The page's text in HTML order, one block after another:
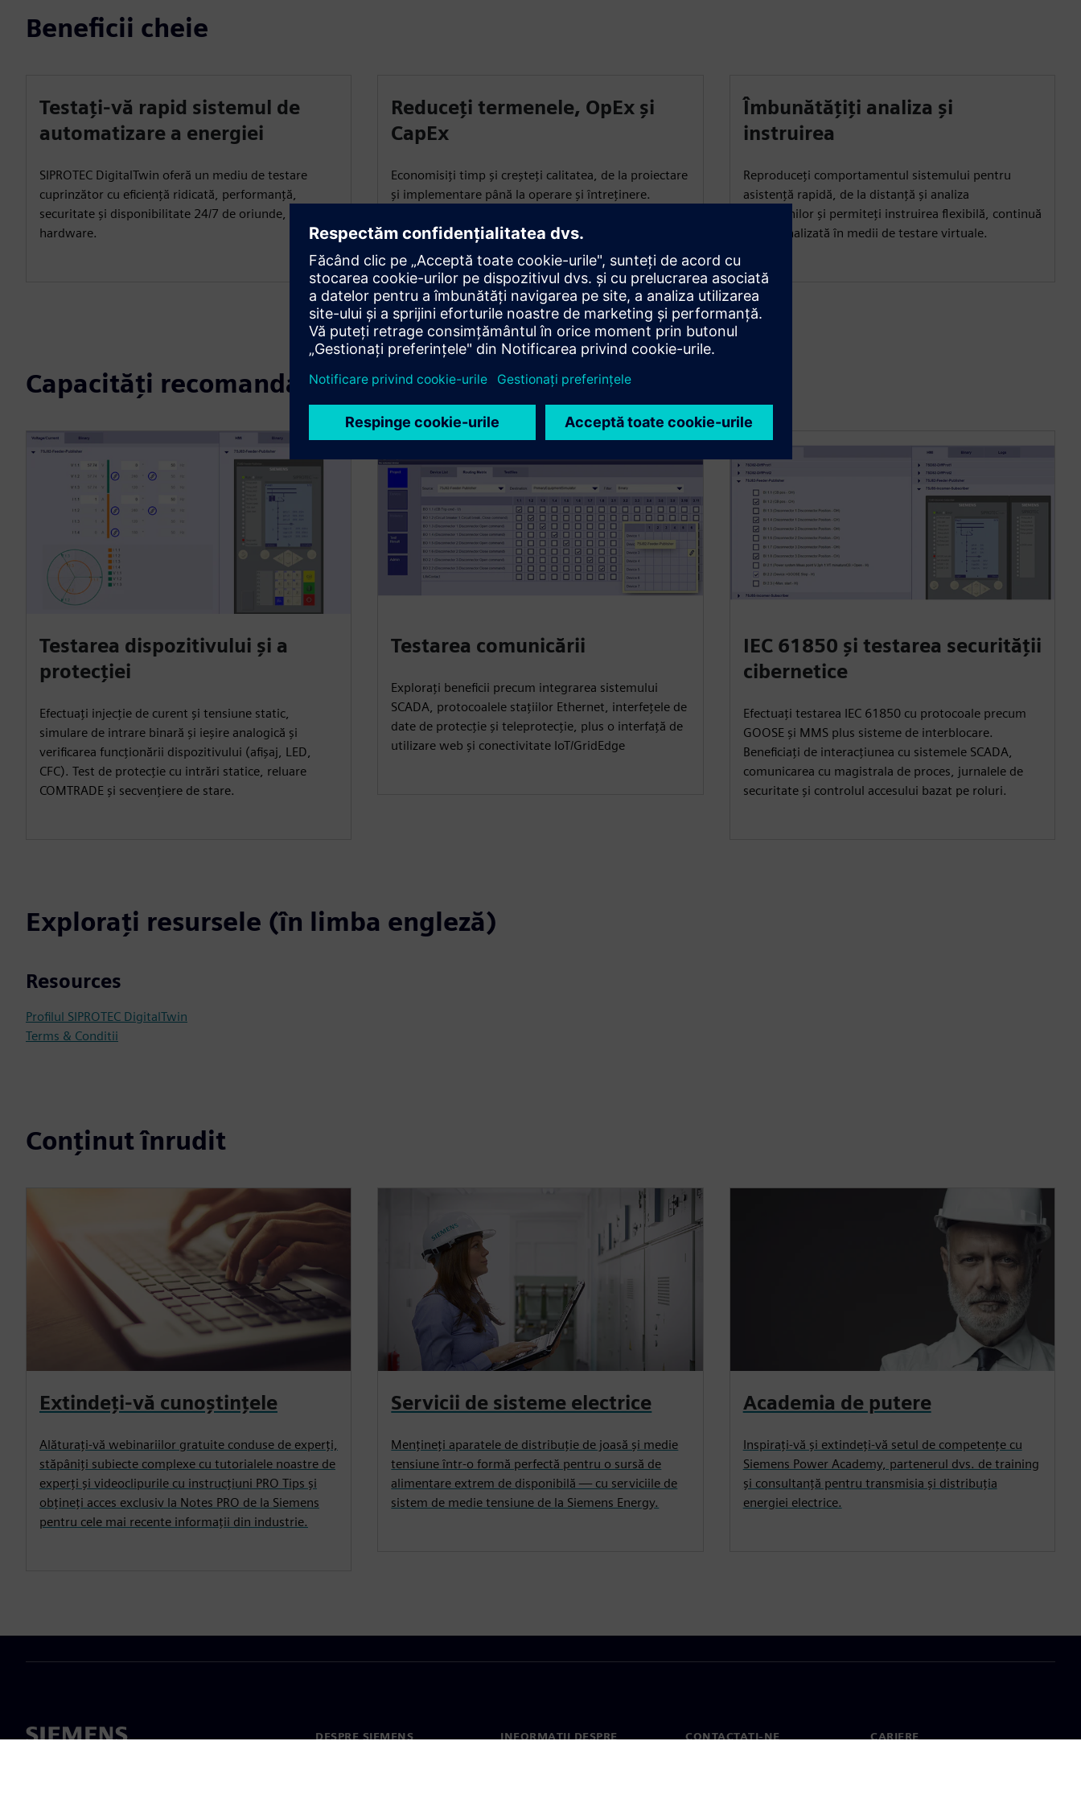
Beneficii cheie
Testați-vă rapid sistemul de
automatizare a energiei
SIPROTEC DigitalTwin oferă un mediu de testare
cuprinzător cu eficiență ridicată, performanță,
securitate și disponibilitate 24/7 de oriunde, fără
hardware.
Reduceți termenele, OpEx și
CapEx
Economisiți timp și creșteți calitatea, de la proiectare
și implementare până la operare și întreținere.
disponibilitate mai mare și reduceți investițiile în
echipamente de testare.
Îmbunătățiți analiza și
instruirea
Reproduceți comportamentul sistemului pentru
asistență rapidă, de la distanță și analiza
defecțiunilor și permiteți instruirea flexibilă, continuă
și personalizată în medii de testare virtuale.
Capacități recomandate
Testarea dispozitivului și a
protecției
Efectuați injecție de curent și tensiune static,
simulare de intrare binară și ieșire analogică și
verificarea funcționării dispozitivului (afișaj, LED,
CFC). Test de protecție cu intrări statice, reluare
COMTRADE și secvențiere de stare.
Testarea comunicării
Explorați beneficii precum integrarea sistemului
SCADA, protocoalele stațiilor Ethernet, interfețele de
date de protecție și teleprotecție, plus o interfață de
utilizare web și conectivitate IoT/GridEdge
IEC 61850 și testarea securității
cibernetice
Efectuați testarea IEC 61850 cu protocoale precum
GOOSE și MMS plus sisteme de interblocare.
Beneficiați de interacțiunea cu sistemele SCADA,
comunicarea cu magistrala de proces, jurnalele de
securitate și controlul accesului bazat pe roluri.
Explorați resursele (în limba engleză)
Resources
Profilul SIPROTEC DigitalTwin
Terms & Conditii
Conținut înrudit
Extindeți-vă cunoștințele
Alăturați-vă webinariilor gratuite conduse de experți,
stăpâniți subiecte complexe cu tutorialele noastre de
experți și videoclipurile cu instrucțiuni PRO Tips și
obțineți acces exclusiv la Notes PRO de la Siemens
pentru cele mai recente informații din industrie.
Servicii de sisteme electrice
Menţineţi aparatele de distribuţie de joasă şi medie
tensiune într-o formă perfectă pentru o sursă de
alimentare extrem de disponibilă — cu serviciile de
sistem de medie tensiune de la Siemens Energy.
Academia de putere
Inspirați-vă și extindeți-vă setul de competențe cu
Siemens Power Academy, partenerul dvs. de training
și consultanță pentru transmisia și distribuția
energiei electrice.
DESPRE SIEMENS
INFORMAȚII DESPRE
CONTACTAȚI-NE CARIERE